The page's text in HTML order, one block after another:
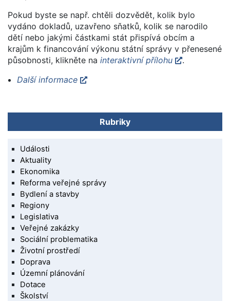
Pokud byste se např. chtěli dozvědět, kolik bylo
vydáno dokladů, uzavřeno sňatků, kolik se narodilo
dětí nebo jakými částkami stát přispívá obcím a
krajům k financování výkonu státní správy v přenesené
působnosti, klikněte na interaktivní přílohu
.
Další informace
Rubriky
Události
Aktuality
Ekonomika
Reforma veřejné správy
Bydlení a stavby
Regiony
Legislativa
Veřejné zakázky
Sociální problematika
Životní prostředí
Doprava
Územní plánování
Dotace
Školství